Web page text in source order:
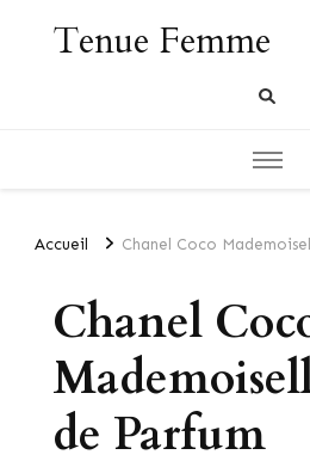
Tenue Femme
Accueil Chanel Coco
Chanel
de Parfum